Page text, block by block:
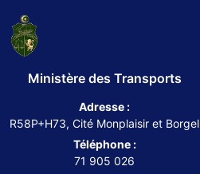
Ministère des Transports
Adresse :
R58P+H73, Cité Monplaisir et Borgel
Téléphone :
71 905 026